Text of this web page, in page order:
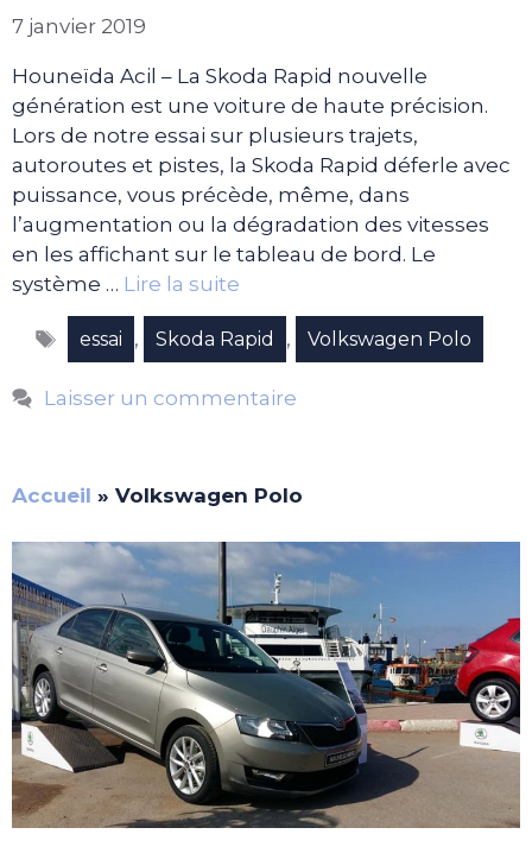
7 janvier 2019
Houneïda Acil – La Skoda Rapid nouvelle
génération est une voiture de haute précision.
Lors de notre essai sur plusieurs trajets,
autoroutes et pistes, la Skoda Rapid déferle avec
puissance, vous précède, même, dans
l’augmentation ou la dégradation des vitesses
en les affichant sur le tableau de bord. Le
système … Lire la suite
Étiquettes
essai , Skoda Rapid , Volkswagen Polo
Laisser un commentaire
Accueil » Volkswagen Polo